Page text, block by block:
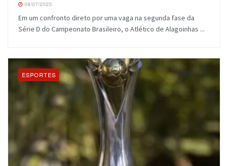
08/07/2023
Em um confronto direto por uma vaga na segunda fase da
Série D do Campeonato Brasileiro, o Atlético de Alagoinhas ...
ESPORTES